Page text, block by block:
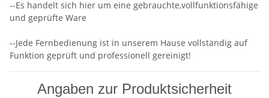
--Es handelt sich hier um eine gebrauchte,vollfunktionsfähige
und geprüfte Ware
--Jede Fernbedienung ist in unserem Hause vollständig auf
Funktion geprüft und professionell gereinigt!
Angaben zur Produktsicherheit